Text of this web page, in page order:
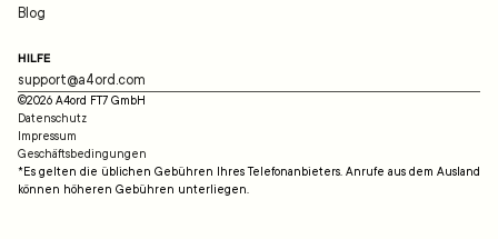
Blog
HILFE
support@a4ord.com
©2026 A4ord FT7 GmbH
Datenschutz
Impressum
Geschäftsbedingungen
*Es gelten die üblichen Gebühren Ihres Telefonanbieters. Anrufe aus dem Ausland
können höheren Gebühren unterliegen.